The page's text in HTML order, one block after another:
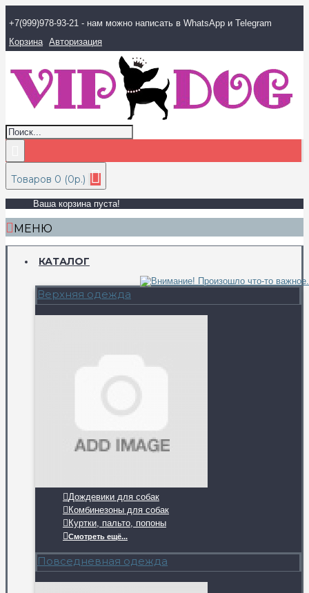
+7(999)978-93-21 - нам можно написать в WhatsApp и Telegram
Корзина Авторизация
Товаров 0 (0р.)
Ваша корзина пуста!
МЕНЮ
КАТАЛОГ
Верхняя одежда
Дождевики для собак
Комбинезоны для собак
Куртки, пальто, попоны
Смотреть ещё...
Повседневная одежда